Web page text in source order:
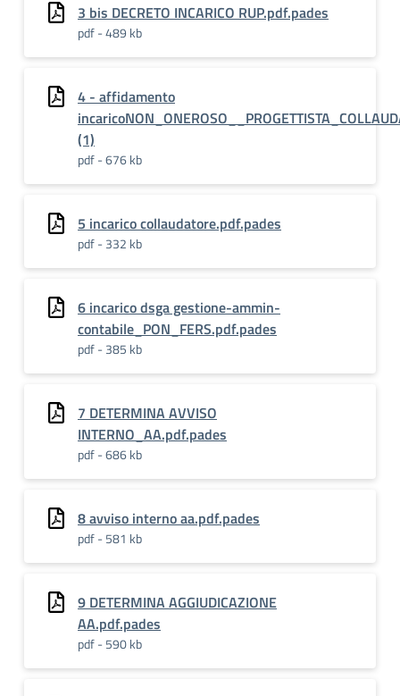
3 bis DECRETO INCARICO RUP.pdf.pades
pdf - 489 kb
4 - affidamento
(1)
pdf - 676 kb
5 incarico collaudatore.pdf.pades
pdf - 332 kb
6 incarico dsga gestione-ammin-
contabile_PON_FERS.pdf.pades
pdf - 385 kb
7 DETERMINA AVVISO
INTERNO_AA.pdf.pades
pdf - 686 kb
8 avviso interno aa.pdf.pades
pdf - 581 kb
9 DETERMINA AGGIUDICAZIONE
AA.pdf.pades
pdf - 590 kb